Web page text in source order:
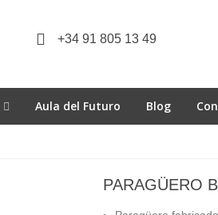
+34 91 805 13 49
Aula del Futuro Blog
PARAGÜERO